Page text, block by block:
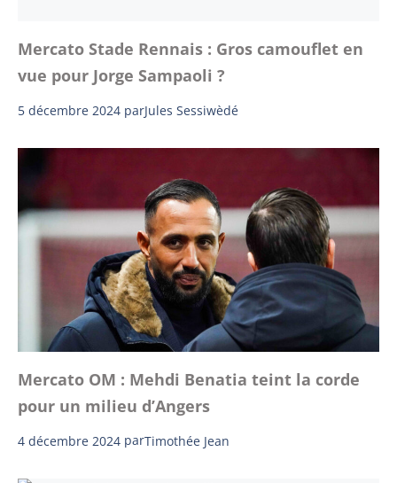
Mercato Stade Rennais : Gros camouflet en
vue pour Jorge Sampaoli ?
5 décembre 2024 parJules Sessiwèdé
Mercato OM : Mehdi Benatia teint la corde
pour un milieu d’Angers
4 décembre 2024 parTimothée Jean